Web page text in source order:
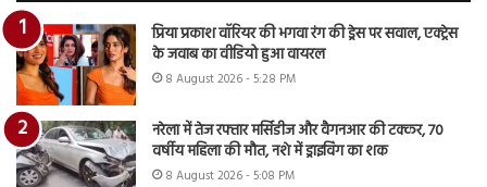
प्रिया प्रकाश वॉरियर की भगवा रंग की ड्रेस पर सवाल, एक्ट्रेस
के जवाब का वीडियो हुआ वायरल
8 August 2026 - 5:28 PM
नरेला में तेज रफ्तार मर्सिडीज और वैगनआर की टक्कर, 70
वर्षीय महिला की मौत, नशे में ड्राइविंग का शक
8 August 2026 - 5:08 PM